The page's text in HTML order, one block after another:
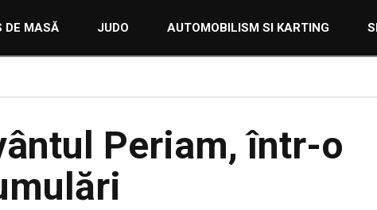
DE MASĂ JUDO AUTOMOBILISM SI KARTING
Periam, într-o